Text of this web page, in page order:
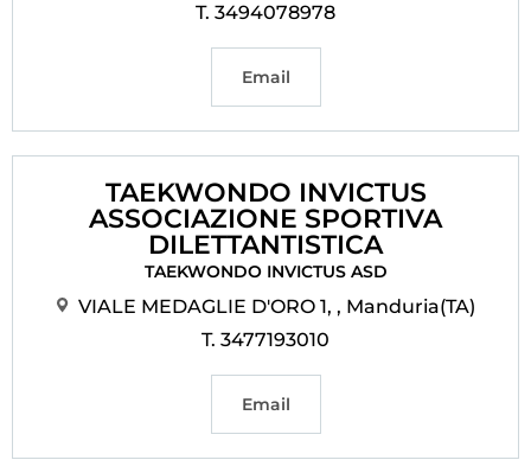
T. 3494078978
Email
TAEKWONDO INVICTUS
ASSOCIAZIONE SPORTIVA
DILETTANTISTICA
TAEKWONDO INVICTUS ASD
VIALE MEDAGLIE D'ORO 1, , Manduria(TA)
T. 3477193010
Email